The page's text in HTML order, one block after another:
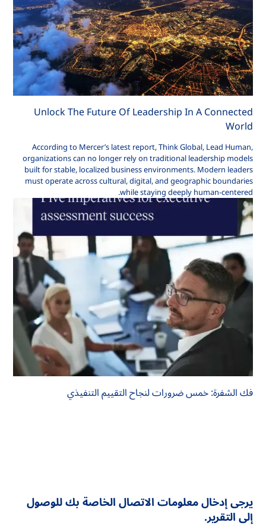
Unlock The Future Of Leadership In A Connected
World
According to Mercer’s latest report, Think Global, Lead Human,
organizations can no longer rely on traditional leadership models
built for stable, localized business environments. Modern leaders
must operate across cultural, digital, and geographic boundaries
while staying deeply human-centered.
فك الشفرة: خمس ضرورات لنجاح التقييم التنفيذي
يرجى إدخال معلومات الاتصال الخاصة بك للوصول
إلى التقرير.